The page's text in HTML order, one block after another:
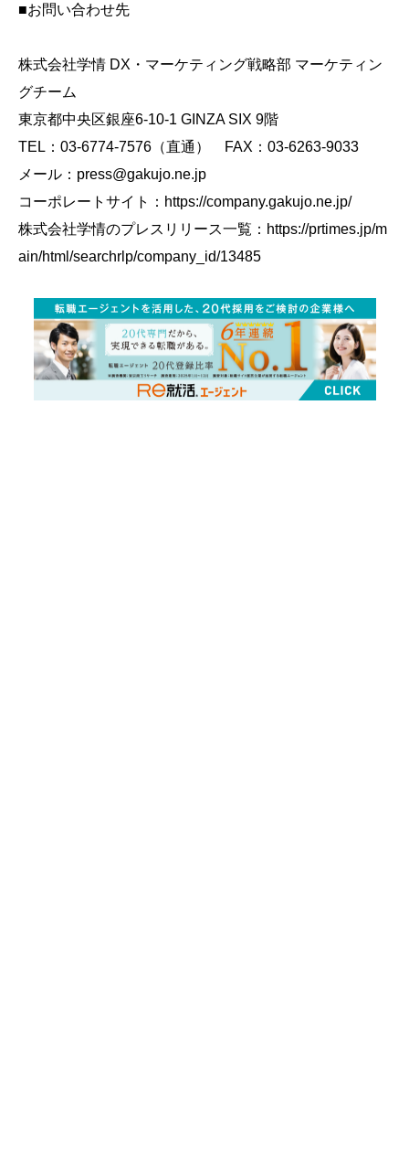
■お問い合わせ先
株式会社学情 DX・マーケティング戦略部 マーケティン
グチーム
東京都中央区銀座6-10-1 GINZA SIX 9階
TEL：03-6774-7576 （直通） FAX：03-6263-9033
メール：press@gakujo.ne.jp
コーポレートサイト：https://company.gakujo.ne.jp/
株式会社学情のプレスリリース⼀覧： https://prtimes.jp/m
ain/html/searchrlp/company_id/13485